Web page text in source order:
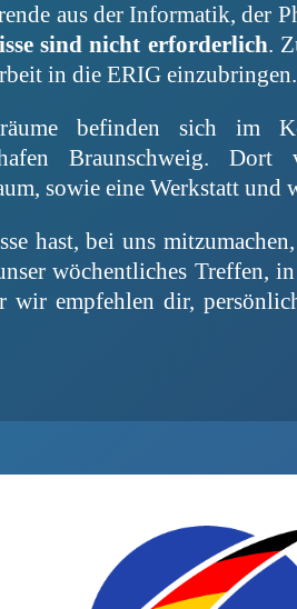
aus der Informatik, der
sind nicht erforderlich.
in die ERIG einzubringen.
befinden sich im
Braunschweig.
sowie eine Werkstatt und
hast, bei uns
wöchentliches Treffen,
wir empfehlen dir,